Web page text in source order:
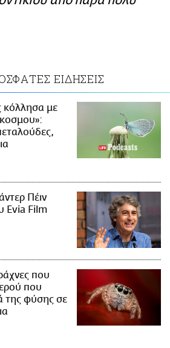
ΕΙΔΗΣΕΙΣ
κόλλησα με
Πέιν
Evia Film
που
που
της φύσης σε